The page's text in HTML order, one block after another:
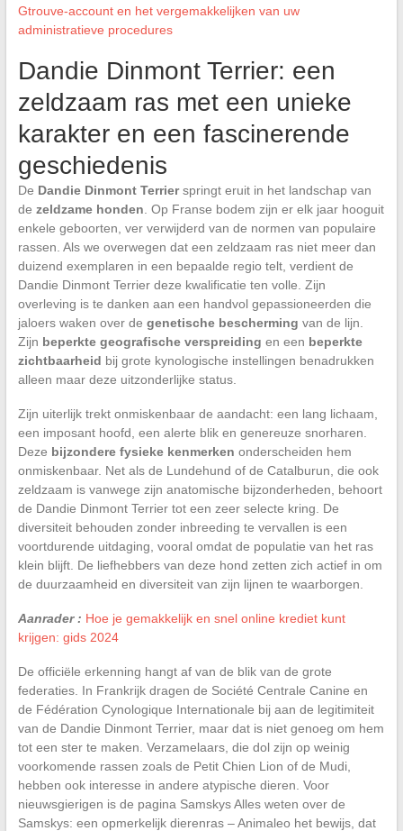
Gtrouve-account en het vergemakkelijken van uw
administratieve procedures
Dandie Dinmont Terrier: een
zeldzaam ras met een unieke
karakter en een fascinerende
geschiedenis
De Dandie Dinmont Terrierspringt eruit in het landschap van
de zeldzame honden . Op Franse bodem zijn er elk jaar hooguit
enkele geboorten, ver verwijderd van de normen van populaire
rassen. Als we overwegen dat een zeldzaam ras niet meer dan
duizend exemplaren in een bepaalde regio telt, verdient de
Dandie Dinmont Terrier deze kwalificatie ten volle. Zijn
overleving is te danken aan een handvol gepassioneerden die
jaloers waken over de genetische bescherming van de lijn.
Zijn beperkte geografische verspreiding en een beperkte
zichtbaarheid bij grote kynologische instellingen benadrukken
alleen maar deze uitzonderlijke status.
Zijn uiterlijk trekt onmiskenbaar de aandacht: een lang lichaam,
een imposant hoofd, een alerte blik en genereuze snorharen.
Deze bijzondere fysieke kenmerken onderscheiden hem
onmiskenbaar. Net als de Lundehund of de Catalburun, die ook
zeldzaam is vanwege zijn anatomische bijzonderheden, behoort
de Dandie Dinmont Terrier tot een zeer selecte kring. De
diversiteit behouden zonder inbreeding te vervallen is een
voortdurende uitdaging, vooral omdat de populatie van het ras
klein blijft. De liefhebbers van deze hond zetten zich actief in om
de duurzaamheid en diversiteit van zijn lijnen te waarborgen.
Aanrader : Hoe je gemakkelijk en snel online krediet kunt
krijgen: gids 2024
De officiële erkenning hangt af van de blik van de grote
federaties. In Frankrijk dragen de Société Centrale Canine en
de Fédération Cynologique Internationale bij aan de legitimiteit
van de Dandie Dinmont Terrier, maar dat is niet genoeg om hem
tot een ster te maken. Verzamelaars, die dol zijn op weinig
voorkomende rassen zoals de Petit Chien Lion of de Mudi,
hebben ook interesse in andere atypische dieren. Voor
nieuwsgierigen is de pagina Samskys Alles weten over de
Samskys: een opmerkelijk dierenras – Animaleo het bewijs, dat